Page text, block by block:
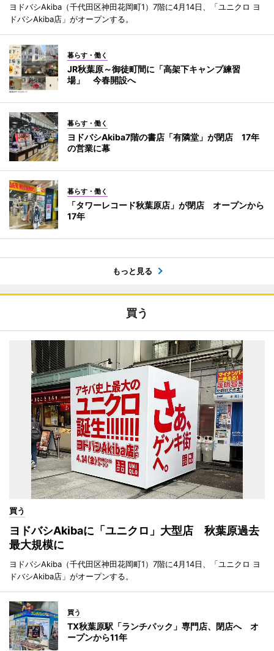
ヨドバシAkiba（千代田区神田花岡町1）7階に4月14日、「ユニクロ ヨ
ドバシAkiba店」がオープンする。
暮らす・働く
JR秋葉原～御徒町間に「高架下キャンプ練習
場」 今春開設へ
暮らす・働く
ヨドバシAkiba7階の書店「有隣堂」が閉店 17年
の営業に幕
暮らす・働く
「タワーレコード秋葉原店」が閉店 オープンから
17年
もっと見る
買う
買う
ヨドバシAkibaに「ユニクロ」大型店 秋葉原過去
最大規模に
ヨドバシAkiba（千代田区神田花岡町1）7階に4月14日、「ユニクロ ヨ
ドバシAkiba店」がオープンする。
買う
TX秋葉原駅「ランチパック」専門店、閉店へ オ
ープンから11年